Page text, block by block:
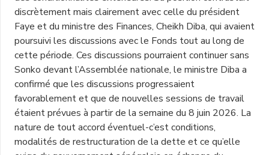
discrètement mais clairement avec celle du président
Faye et du ministre des Finances, Cheikh Diba, qui avaient
poursuivi les discussions avec le Fonds tout au long de
cette période. Ces discussions pourraient continuer sans
Sonko devant l’Assemblée nationale, le ministre Diba a
confirmé que les discussions progressaient
favorablement et que de nouvelles sessions de travail
étaient prévues à partir de la semaine du 8 juin 2026. La
nature de tout accord éventuel-c’est conditions,
modalités de restructuration de la dette et ce qu’elle